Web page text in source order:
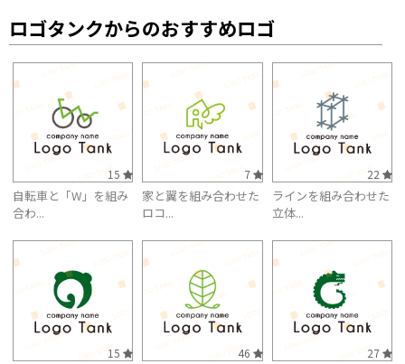
ロゴタンクからのおすすめロゴ
15
自転車と「W」を組み
合わ...
7
家と翼を組み合わせた
ロコ...
22
ラインを組み合わせた
立体...
15 46 27